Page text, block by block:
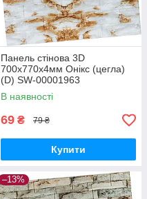
Панель стінова 3D
700х770х4мм Онікс (цегла)
(D) SW-00001963
В наявності
69 ₴ 79 ₴
Купити
–13%